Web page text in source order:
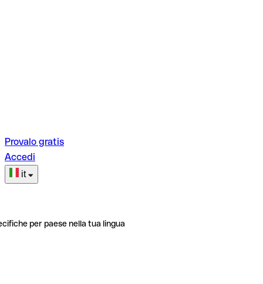
Provalo gratis
Accedi
it
per paese nella tua lingua